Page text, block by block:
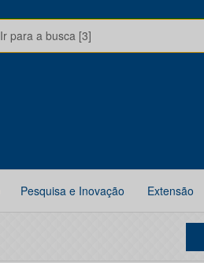
Ir para a busca [3]
Pesquisa e Inovação Extensão